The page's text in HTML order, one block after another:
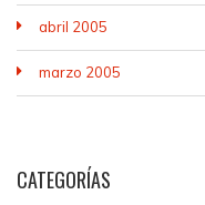
abril 2005
marzo 2005
CATEGORÍAS